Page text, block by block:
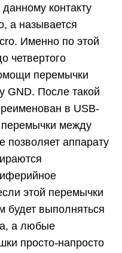
контакту
а называется
Именно по этой
четвертого
перемычки
GND. После такой
в USB-
между
позволяет аппарату
этой перемычки
будет выполняться
а любые
просто-напросто